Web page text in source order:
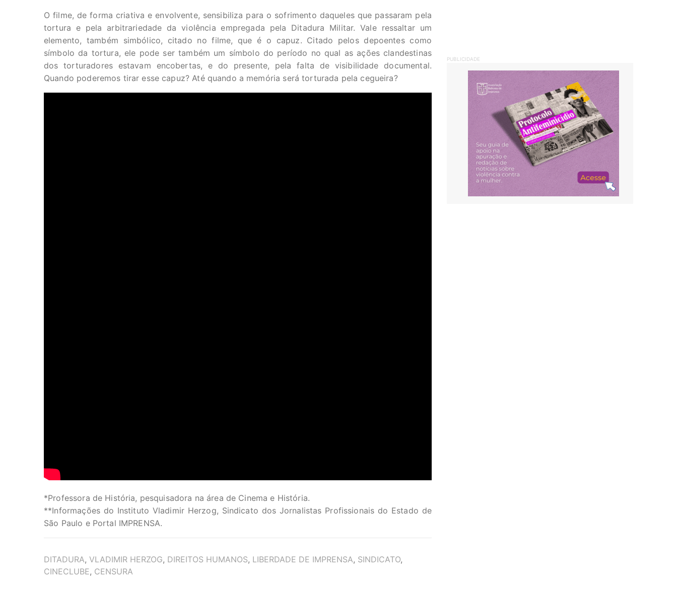
O filme, de forma criativa e envolvente, sensibiliza para o sofrimento daqueles que passaram pela
tortura e pela arbitrariedade da violência empregada pela Ditadura Militar. Vale ressaltar um
elemento, também simbólico, citado no filme, que é o capuz. Citado pelos depoentes como
símbolo da tortura, ele pode ser também um símbolo do período no qual as ações clandestinas
dos torturadores estavam encobertas, e do presente, pela falta de visibilidade documental.
Quando poderemos tirar esse capuz? Até quando a memória será torturada pela cegueira?
*Professora de História, pesquisadora na área de Cinema e História.
**Informações do Instituto Vladimir Herzog, Sindicato dos Jornalistas Profissionais do Estado de
São Paulo e Portal IMPRENSA.
TAGS
DITADURA, VLADIMIR HERZOG, DIREITOS HUMANOS, LIBERDADE DE IMPRENSA, SINDICATO,
CINECLUBE, CENSURA
PUBLICIDADE